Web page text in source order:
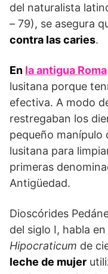
del naturalista
– 79), se asegura
contra las caries.
En la antigua Roma
lusitana porque
efectiva. A modo
restregaban los
pequeño manípulo
lusitana para
primeras
Antigüedad.
Dioscórides
del siglo I, habla
Hipocraticum de
leche de mujer